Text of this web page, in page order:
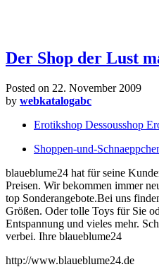
Der Shop der Lust
Posted on 22. November 2009
by webkatalogabc
Erotikshop Dessousshop
Shoppen-und-
blaueblume24 hat für seine
Preisen. Wir bekommen immer
top Sonderangebote.Bei uns
Größen. Oder tolle Toys für Sie
Entspannung und vieles mehr.
verbei. Ihre blaueblume24
http://www.blaueblume24.de